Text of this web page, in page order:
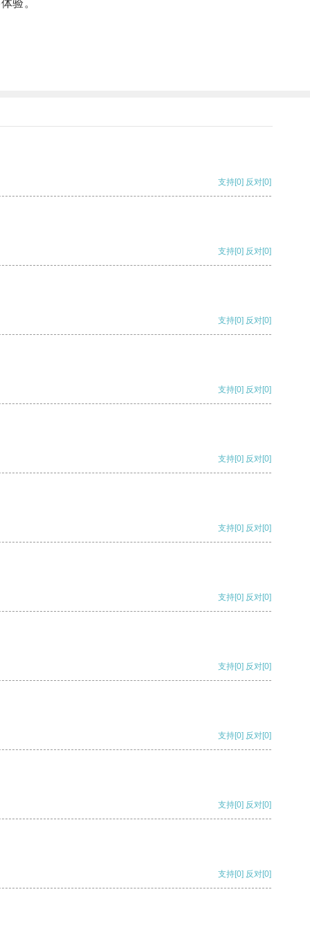
验。
支持[0] 反对[0]
支持[0] 反对[0]
支持[0] 反对[0]
支持[0] 反对[0]
支持[0] 反对[0]
支持[0] 反对[0]
支持[0] 反对[0]
支持[0] 反对[0]
支持[0] 反对[0]
支持[0] 反对[0]
支持[0] 反对[0]